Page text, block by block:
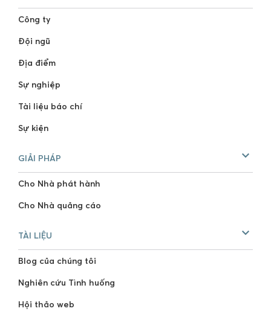
Công ty
Đội ngũ
Địa điểm
Sự nghiệp
Tài liệu báo chí
Sự kiện
GIẢI PHÁP
Cho Nhà phát hành
Cho Nhà quảng cáo
TÀI LIỆU
Blog của chúng tôi
Nghiên cứu Tình huống
Hội thảo web